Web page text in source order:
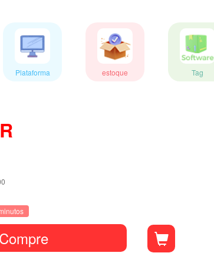
Plataforma estoque Tag
Compre